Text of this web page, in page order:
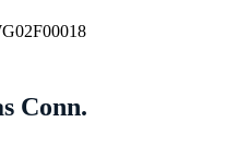
Conn.